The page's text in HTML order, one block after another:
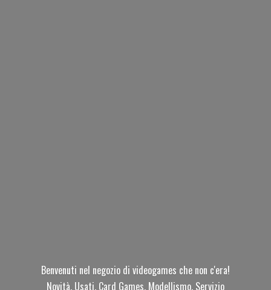
Benvenuti nel negozio di videogames che non c'era!
Novità, Usati, Card Games, Modellismo. Servizio